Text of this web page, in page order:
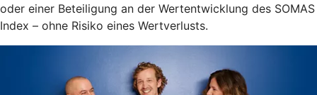
oder einer Beteiligung an der Wertentwicklung des SOMAS
Index – ohne Risiko eines Wertverlusts.